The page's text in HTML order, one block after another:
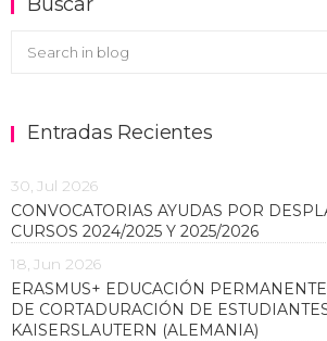
Buscar en el blog
Entradas Recientes
30, Jul 2026
CONVOCATORIAS AYUDAS POR
CURSOS 2024/2025 Y 2025/2026
18, Jun 2026
ERASMUS+ EDUCACIÓN
DE CORTADURACIÓN DE
KAISERSLAUTERN (ALEMANIA)